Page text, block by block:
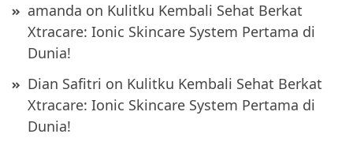
amanda on Kulitku Kembali Sehat Berkat
Xtracare: Ionic Skincare System Pertama di
Dunia!
Dian Safitri on Kulitku Kembali Sehat Berkat
Xtracare: Ionic Skincare System Pertama di
Dunia!